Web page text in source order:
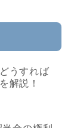
うすれば
解説！